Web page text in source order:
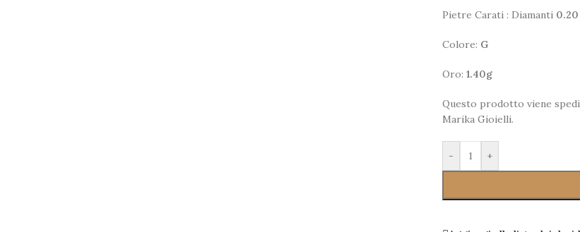
Pietre Carati : Diamanti 0.20
Colore: G
Oro: 1.40g
Questo prodotto viene
Marika Gioielli.
- +